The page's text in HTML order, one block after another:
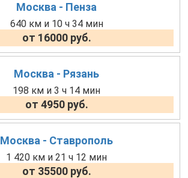
Москва - Пенза
640 км и 10 ч 34 мин
от 16000 руб.
Москва - Рязань
198 км и 3 ч 14 мин
от 4950 руб.
Москва - Ставрополь
1 420 км и 21 ч 12 мин
от 35500 руб.